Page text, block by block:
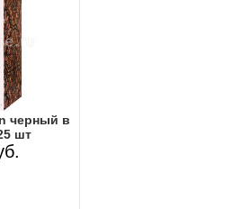
черный в
шт